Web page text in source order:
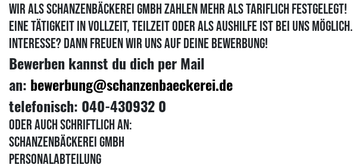
Wir als Schanzenbäckerei GmbH zahlen mehr als tariflich festgelegt!
Eine Tätigkeit in Vollzeit, Teilzeit oder als Aushilfe ist bei uns möglich.
Interesse? Dann freuen wir uns auf deine Bewerbung!
Bewerben kannst du dich per Mail
an: bewerbung@schanzenbaeckerei.de
telefonisch: 040-430932 0
oder auch schriftlich an:
Schanzenbäckerei GmbH
Personalabteilung